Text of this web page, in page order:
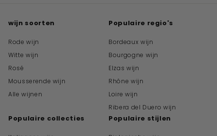
wijn soorten
Rode wijn
Witte wijn
Rosé
Mousserende wijn
Alle wijnen
Populaire regio's
Bordeaux wijn
Bourgogne wijn
Elzas wijn
Rhône wijn
Loire wijn
Ribera del Duero wijn
Populaire collecties Populaire stijlen